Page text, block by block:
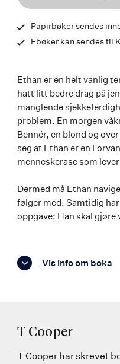
Papirbøker sendes
Ebøker kan sendes til
Ethan er en helt vanlig
hatt litt bedre drag på
manglende
problem. En morgen
Bennér, en blond og
seg at Ethan er en
menneskerase som
Dermed må Ethan
følger med. Samtidig
oppgave: Han skal gjøre
Vis info om boka
T Cooper
T Cooper har skrevet